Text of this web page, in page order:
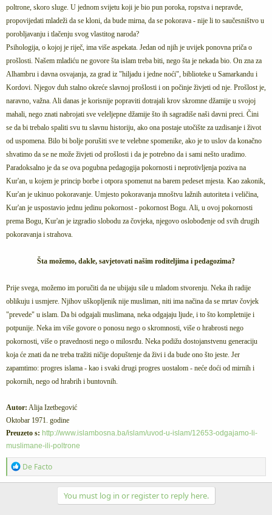
poltrone, skoro sluge. U jednom svijetu koji je bio pun poroka, ropstva i nepravde,
propovijedati mladeži da se kloni, da bude mirna, da se pokorava - nije li to saučesništvo u
porobljavanju i tlačenju svog vlastitog naroda?
Psihologija, o kojoj je riječ, ima više aspekata. Jedan od njih je uvijek ponovna priča o
prošlosti. Našem mladiću ne govore šta islam treba biti, nego šta je nekada bio. On zna za
Alhambru i davna osvajanja, za grad iz "hiljadu i jedne noći", biblioteke u Samarkandu i
Kordovi. Njegov duh stalno okreće slavnoj prošlosti i on počinje živjeti od nje. Prošlost je,
naravno, važna. Ali danas je korisnije popraviti dotrajali krov skromne džamije u svojoj
mahali, nego znati nabrojati sve veleljepne džamije što ih sagradiše naši davni preci. Čini
se da bi trebalo spaliti svu tu slavnu historiju, ako ona postaje utočište za uzdisanje i život
od uspomena. Bilo bi bolje porušiti sve te velebne spomenike, ako je to uslov da konačno
shvatimo da se ne može živjeti od prošlosti i da je potrebno da i sami nešto uradimo.
Paradoksalno je da se ova pogubna pedagogija pokornosti i neprotivljenja poziva na
Kur'an, u kojem je princip borbe i otpora spomenut na barem pedeset mjesta. Kao zakonik,
Kur'an je ukinuo pokoravanje. Umjesto pokoravanja mnoštvu lažnih autoriteta i veličina,
Kur'an je uspostavio jednu jedinu pokornost - pokornost Bogu. Ali, u ovoj pokornosti
prema Bogu, Kur'an je izgradio slobodu za čovjeka, njegovo oslobođenje od svih drugih
pokoravanja i strahova.
Šta možemo, dakle, savjetovati našim roditeljima i pedagozima?
Prije svega, možemo im poručiti da ne ubijaju sile u mladom stvorenju. Neka ih radije
oblikuju i usmjere. Njihov uškopljenik nije musliman, niti ima načina da se mrtav čovjek
"prevede" u islam. Da bi odgajali muslimana, neka odgajaju ljude, i to što kompletnije i
potpunije. Neka im više govore o ponosu nego o skromnosti, više o hrabrosti nego
pokornosti, više o pravednosti nego o milosrđu. Neka podižu dostojanstvenu generaciju
koja će znati da ne treba tražiti ničije dopuštenje da živi i da bude ono što jeste. Jer
zapamtimo: progres islama - kao i svaki drugi progres uostalom - neće doći od mirnih i
pokornih, nego od hrabrih i buntovnih.
Autor: Alija Izetbegović
Oktobar 1971. godine
Preuzeto s: http://www.islambosna.ba/islam/uvod-u-islam/12653-odgajamo-li-
muslimane-ili-poltrone
R
e
a
De Facto
You must log in or register to reply here.